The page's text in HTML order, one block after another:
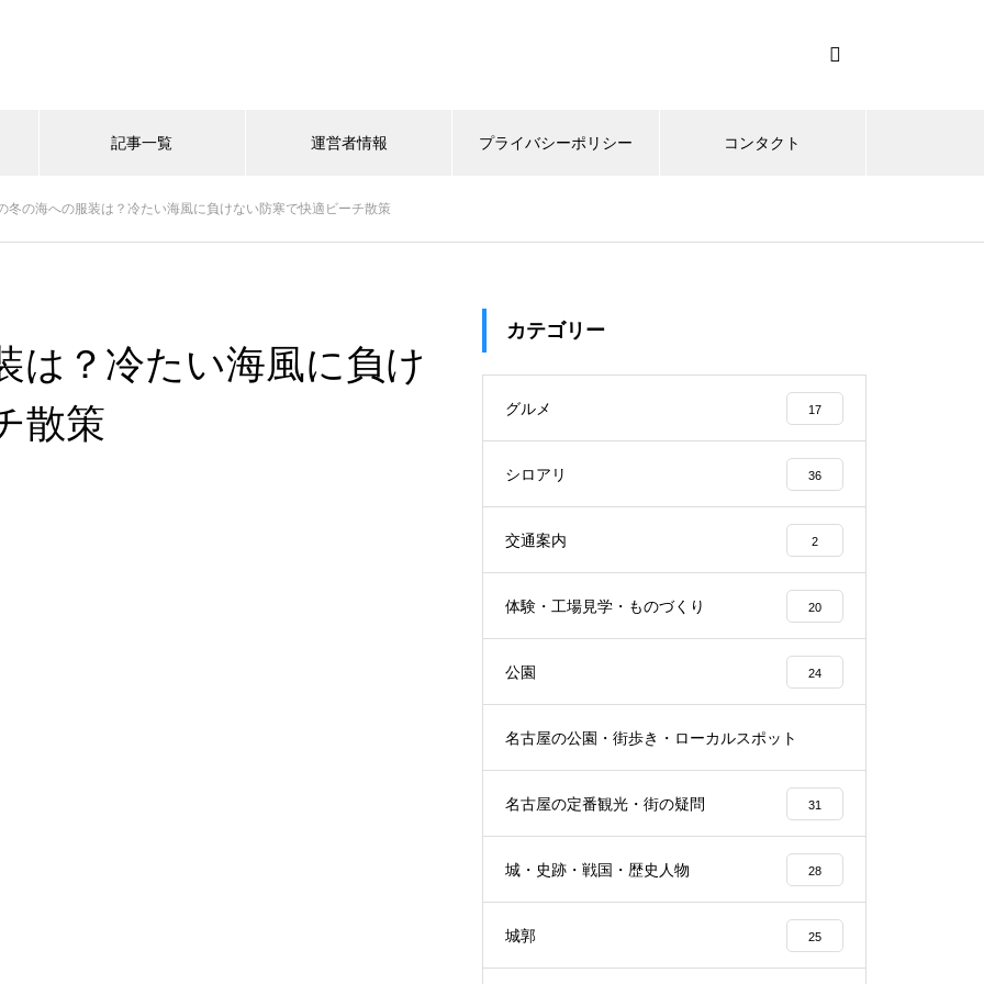
記事一覧 運営者情報 プライバシーポリシー コンタクト
冬の海への服装は？冷たい海風に負けない防寒で快適ビーチ散策
は？冷たい海風に負け
散策
カテゴリー
グルメ 17
シロアリ 36
交通案内 2
体験・工場見学・ものづくり 20
公園 24
名古屋の公園・街歩き・ローカルスポット
名古屋の定番観光・街の疑問 31
城・史跡・戦国・歴史人物 28
城郭 25